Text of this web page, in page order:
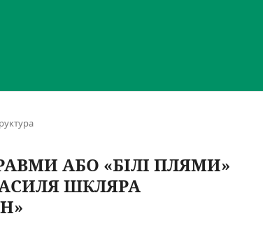
АБО «БІЛІ ПЛЯМИ»
ШКЛЯРА